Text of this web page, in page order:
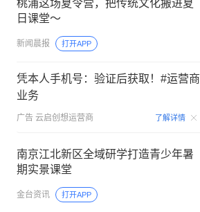
桃浦这场夏令营，把传统文化搬进夏
日课堂～
新闻晨报 打开APP
凭本人手机号：验证后获取！#运营商
业务
广告 云启创想运营商 了解详情
南京江北新区全域研学打造青少年暑
期实景课堂
金台资讯 打开APP